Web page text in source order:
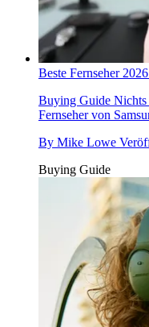
Beste Fernseher
Buying Guide Nichts
Fernseher von
By Mike Lowe
Buying Guide